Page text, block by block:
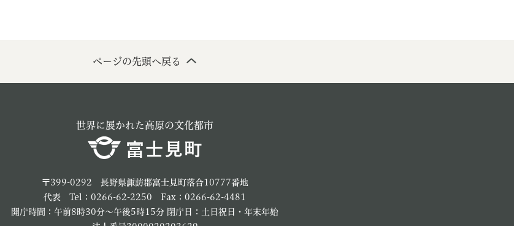
ページの先頭へ戻る
世界に展かれた高原の文化都市
〒399-0292 長野県諏訪郡富士見町落合10777番地
代表 Tel：0266-62-2250 Fax：0266-62-4481
開庁時間：午前8時30分～午後5時15分 閉庁日：土日祝日・年末年始